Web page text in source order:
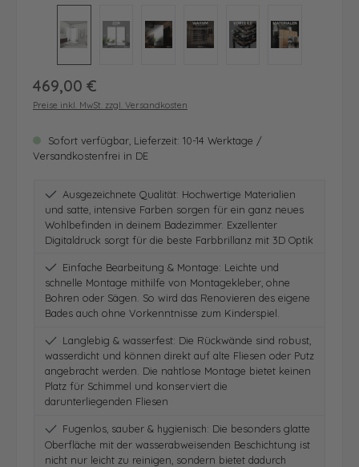
Regulärer Preis:
469,00 €
Preise inkl. MwSt. zzgl. Versandkosten
Sofort verfügbar, Lieferzeit: 10-14 Werktage /
Versandkostenfrei in DE
Ausgezeichnete Qualität: Hochwertige Materialien
und satte, intensive Farben sorgen für ein ganz neues
Wohlbefinden in deinem Badezimmer. Exzellenter
Digitaldruck sorgt für die beste Farbbrillanz mit 3D Optik
Einfache Bearbeitung & Montage: Leichte und
schnelle Montage mithilfe von Montagekleber, ohne
Bohren oder Sägen. So wird das Renovieren des eigene
Bades auch ohne Vorkenntnisse zum Kinderspiel.
Langlebig & wasserfest: Die Rückwände sind robust,
wasserdicht und können direkt auf alte Fliesen oder Putz
angebracht werden. Die nahtlose Montage bietet keinen
Platz für Schimmel und konserviert die
darunterliegenden Fliesen
Fugenlos, sauber & hygienisch: Die besonders glatte
Oberfläche mit der wasserabweisenden Beschichtung ist
nicht nur leicht zu reinigen, sondern bietet dadurch